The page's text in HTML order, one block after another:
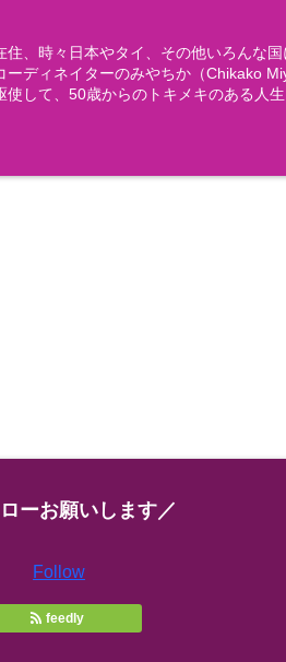
住、時々日本やタイ、その他いろんな
ーディネイターのみやちか（Chikako
使して、50歳からのトキメキのある人
ーお願いします／
Follow
feedly